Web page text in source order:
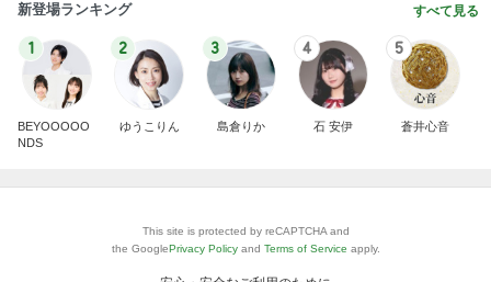
新登場ランキング すべて見る
1
BEYOOOOO
NDS
2
ゆうこりん
3
島倉りか
4
石 安伊
5
蒼井心音
This site is protected by reCAPTCHA and
the GooglePrivacy Policy and Terms of Service apply.